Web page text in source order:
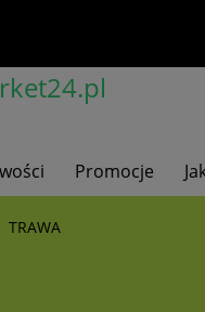
Promocje
TRAWA